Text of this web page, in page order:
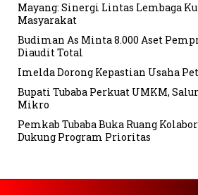
Mayang: Sinergi Lintas Lembaga
Masyarakat
Budiman As Minta 8.000 Aset
Diaudit Total
Imelda Dorong Kepastian Usaha
Bupati Tubaba Perkuat UMKM,
Mikro
Pemkab Tubaba Buka Ruang
Dukung Program Prioritas